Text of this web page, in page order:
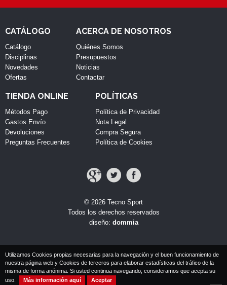
CATÁLOGO
Catálogo
Disciplinas
Novedades
Ofertas
ACERCA DE NOSOTROS
Quiénes Somos
Presupuestos
Noticias
Contactar
TIENDA ONLINE
Métodos Pago
Gastos Envío
Devoluciones
Preguntas Frecuentes
POLÍTICAS
Política de Privacidad
Nota Legal
Compra Segura
Política de Cookies
© 2026 Tecno Sport
Todos los derechos reservados
diseño: dommia
Utilizamos Cookies propias necesarias para la navegación y el buen funcionamiento de
nuestra página web y Cookies de terceros para elaborar estadísticas del tráfico de la
misma de forma anónima. Si usted continua navegando, consideramos que acepta su
uso.
Más información aquí Aceptar